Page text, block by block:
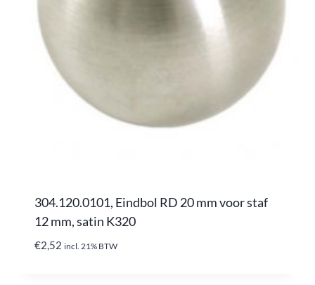
304.120.0101, Eindbol RD 20 mm voor staf
12 mm, satin K320
€2,52 incl. 21% BTW